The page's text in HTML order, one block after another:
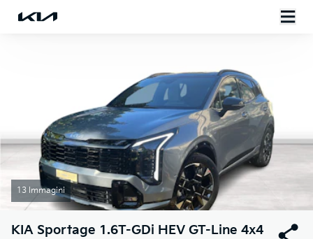
13 Immagini
KIA Sportage 1.6T-GDi HEV GT-Line 4x4